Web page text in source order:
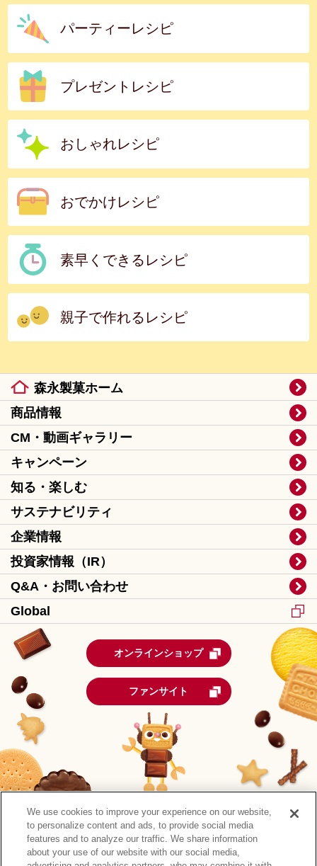
パーティーレシピ
プレゼントレシピ
おしゃれレシピ
おでかけレシピ
素早くできるレシピ
親子で作れるレシピ
森永製菓ホーム
商品情報
CM・動画ギャラリー
キャンペーン
知る・楽しむ
サステナビリティ
企業情報
投資家情報（IR）
Q&A・お問い合わせ
Global
オンラインショップ
ファンサイト
We use cookies to improve your experience on our website,
to personalize content and ads, to provide social media
features and to analyze our traffic. We share information
about your use of our website with our social media,